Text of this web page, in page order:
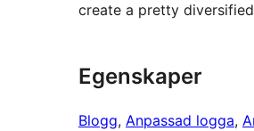
create a pretty
Egenskaper
Blogg, Anpassad logga,